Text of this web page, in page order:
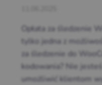
Opłata za śledzenie
tylko jedna z
za śledzenie do
kodowania? Nie
umożliwić klientom